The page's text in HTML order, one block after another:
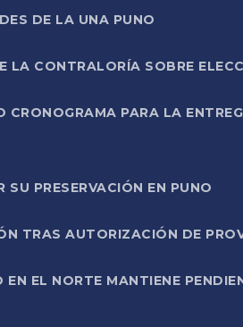
DE LA UNA PUNO
CONTRALORÍA SOBRE
PARA LA
PRESERVACIÓN EN PUNO
TRAS AUTORIZACIÓN DE
EL NORTE MANTIENE